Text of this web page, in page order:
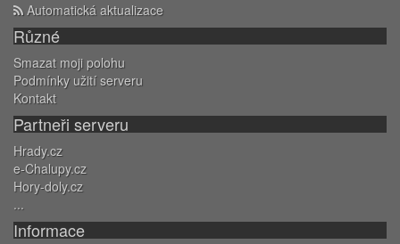
Automatická aktualizace
Různé
Smazat moji polohu
Podmínky užití serveru
Kontakt
Partneři serveru
Hrady.cz
e-Chalupy.cz
Hory-doly.cz
...
Informace